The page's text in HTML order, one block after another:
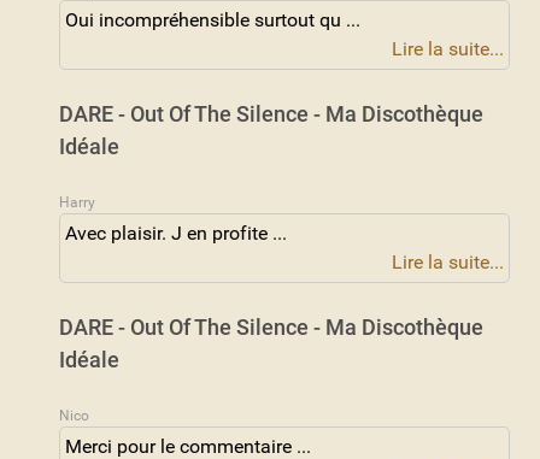
Oui incompréhensible surtout qu ...
Lire la suite...
DARE - Out Of The Silence - Ma Discothèque
Idéale
Harry
Avec plaisir. J en profite ...
Lire la suite...
DARE - Out Of The Silence - Ma Discothèque
Idéale
Nico
Merci pour le commentaire ...